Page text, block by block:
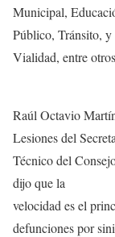
Municipal,
Público, Tránsito, y
Vialidad, entre
Raúl Octavio
Lesiones del
Técnico del
dijo que la
velocidad es el
defunciones por